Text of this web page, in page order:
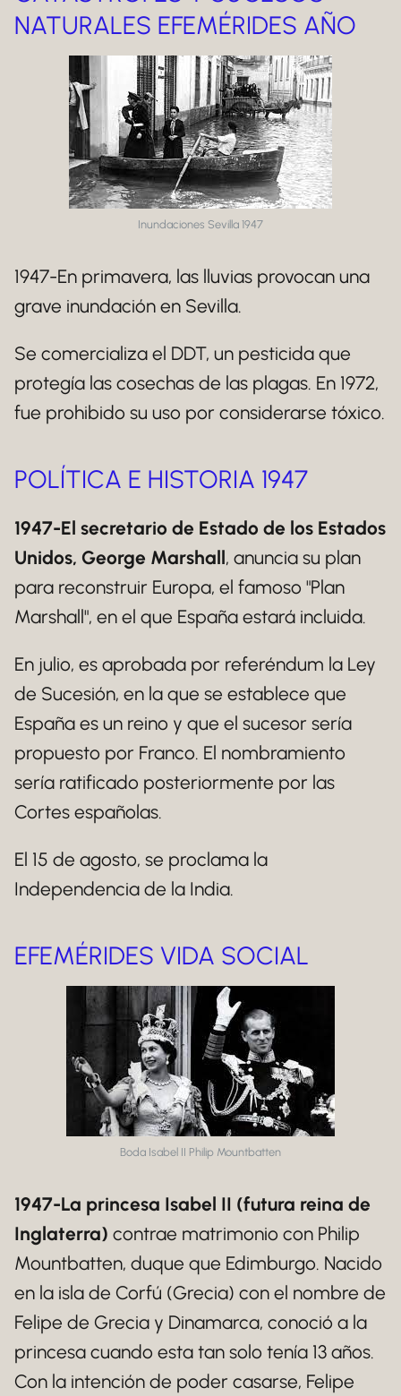
NATURALES EFEMÉRIDES AÑO
Inundaciones Sevilla 1947
1947-En primavera, las lluvias provocan una
grave inundación en Sevilla.
Se comercializa el DDT, un pesticida que
protegía las cosechas de las plagas. En 1972,
fue prohibido su uso por considerarse tóxico.
POLÍTICA E HISTORIA 1947
1947-El secretario de Estado de los Estados
Unidos, George Marshall, anuncia su plan
para reconstruir Europa, el famoso "Plan
Marshall", en el que España estará incluida.
En julio, es aprobada por referéndum la Ley
de Sucesión, en la que se establece que
España es un reino y que el sucesor sería
propuesto por Franco. El nombramiento
sería ratificado posteriormente por las
Cortes españolas.
El 15 de agosto, se proclama la
Independencia de la India.
EFEMÉRIDES VIDA SOCIAL
Boda Isabel II Philip Mountbatten
1947-La princesa Isabel II (futura reina de
Inglaterra) contrae matrimonio con Philip
Mountbatten, duque que Edimburgo. Nacido
en la isla de Corfú (Grecia) con el nombre de
Felipe de Grecia y Dinamarca, conoció a la
princesa cuando esta tan solo tenía 13 años.
Con la intención de poder casarse, Felipe